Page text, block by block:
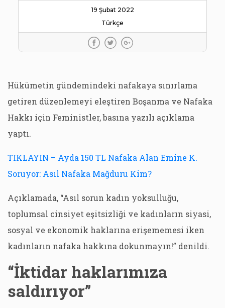
19 Şubat 2022
Türkçe
Hükümetin gündemindeki nafakaya sınırlama
getiren düzenlemeyi eleştiren Boşanma ve Nafaka
Hakkı için Feministler, basına yazılı açıklama
yaptı.
TIKLAYIN – Ayda 150 TL Nafaka Alan Emine K.
Soruyor: Asıl Nafaka Mağduru Kim?
Açıklamada, “Asıl sorun kadın yoksulluğu,
toplumsal cinsiyet eşitsizliği ve kadınların siyasi,
sosyal ve ekonomik haklarına erişememesi iken
kadınların nafaka hakkına dokunmayın!” denildi.
“İktidar haklarımıza
saldırıyor”